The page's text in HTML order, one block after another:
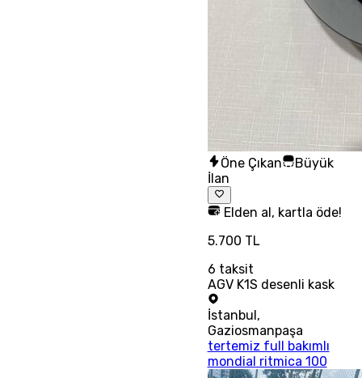
Öne Çıkan
Büyük
İlan
Elden al, kartla öde!
5.700 TL
6 taksit
AGV K1S desenli kask
İstanbul,
Gaziosmanpaşa
tertemiz full bakımlı
mondial ritmica 100